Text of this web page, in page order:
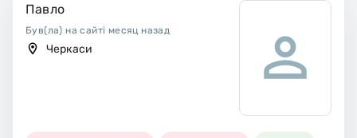
Павло
Був(ла) на сайті месяц назад
Черкаси